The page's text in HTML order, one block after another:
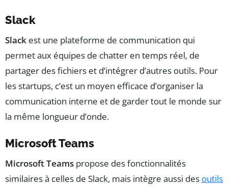
Slack
Slack est une plateforme de communication qui
permet aux équipes de chatter en temps réel, de
partager des fichiers et d’intégrer d’autres outils. Pour
les startups, c’est un moyen efficace d’organiser la
communication interne et de garder tout le monde sur
la même longueur d’onde.
Microsoft Teams
Microsoft Teams propose des fonctionnalités
similaires à celles de Slack, mais intègre aussi des outils